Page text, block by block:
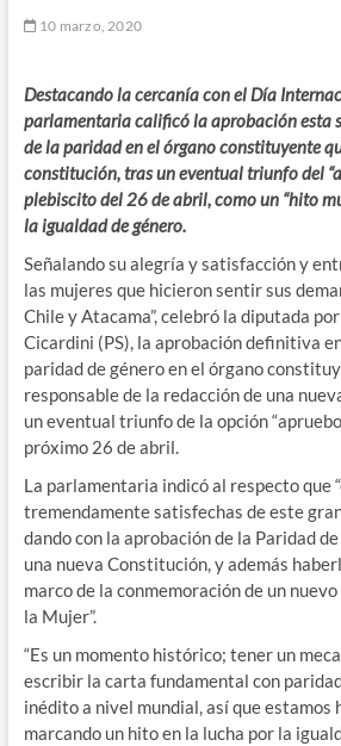
10 marzo, 2020
Destacando la cercanía con el Día
parlamentaria calificó la aprobación esta
de la paridad en el órgano constituyente
constitución, tras un eventual triunfo del
plebiscito del 26 de abril, como un “hito
la igualdad de género.
Señalando su alegría y satisfacción y
las mujeres que hicieron sentir sus
Chile y Atacama”, celebró la diputada
Cicardini (PS), la aprobación definitiva
paridad de género en el órgano
responsable de la redacción de una
un eventual triunfo de la opción
próximo 26 de abril.
La parlamentaria indicó al respecto que
tremendamente satisfechas de este
dando con la aprobación de la Paridad
una nueva Constitución, y además
marco de la conmemoración de un
la Mujer”.
“Es un momento histórico; tener un
escribir la carta fundamental con
inédito a nivel mundial, así que estamos
marcando un hito en la lucha por la